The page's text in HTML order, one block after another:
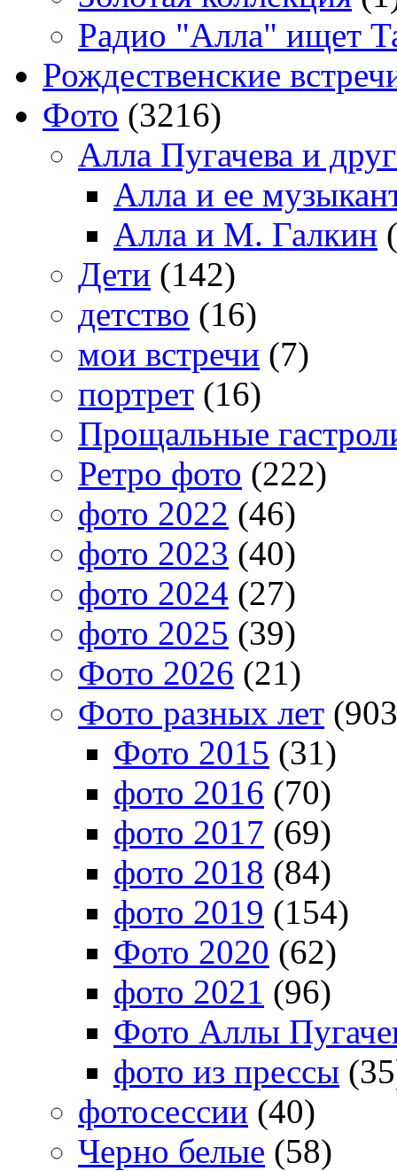
Радио "Алла" ищет
Рождественские
Фото (3216)
Алла Пугачева и
Алла и ее
Алла и М. Галкин
Дети (142)
детство (16)
мои встречи (7)
портрет (16)
Прощальные
Ретро фото (222)
фото 2022 (46)
фото 2023 (40)
фото 2024 (27)
фото 2025 (39)
Фото 2026 (21)
Фото разных лет
Фото 2015 (31)
фото 2016 (70)
фото 2017 (69)
фото 2018 (84)
фото 2019 (154)
Фото 2020 (62)
фото 2021 (96)
Фото Аллы
фото из прессы
фотосессии (40)
Черно белые (58)